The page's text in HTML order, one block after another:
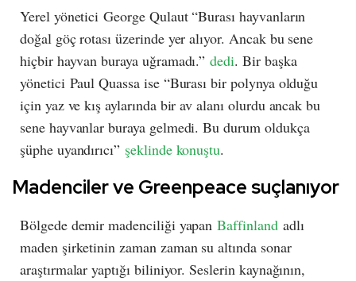
Yerel yönetici George Qulaut “Burası hayvanların
doğal göç rotası üzerinde yer alıyor. Ancak bu sene
hiçbir hayvan buraya uğramadı.”dedi. Bir başka
yönetici Paul Quassa ise “Burası bir polynya olduğu
için yaz ve kış aylarında bir av alanı olurdu ancak bu
sene hayvanlar buraya gelmedi. Bu durum oldukça
şüphe uyandırıcı” şeklinde konuştu.
Madenciler ve Greenpeace suçlanıyor
Bölgede demir madenciliği yapanBaffinlandadlı
maden şirketinin zaman zaman su altında sonar
araştırmalar yaptığı biliniyor. Seslerin kaynağının,